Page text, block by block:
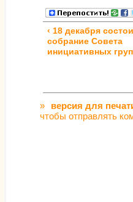
‹ 18 декабря
собрание Совета
инициативных
»
версия для
чтобы отправлять